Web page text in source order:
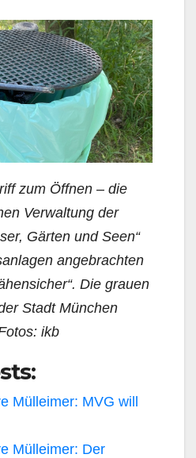
zum Öffnen – die
Verwaltung der
Gärten und Seen“
angebrachten
Die grauen
Stadt München
ikb
Mülleimer: MVG will
Mülleimer: Der